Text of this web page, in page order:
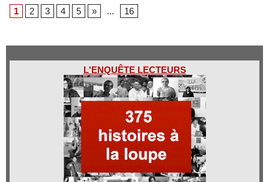
1
2 3 4 5 » ... 16
L'ENQUÊTE LECTEURS